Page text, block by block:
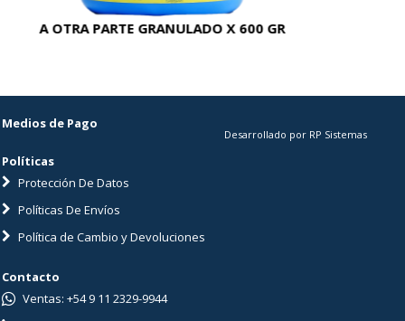
A OTRA PARTE GRANULADO X 600 GR
Medios de Pago
Políticas
Protección De Datos
Políticas De Envíos
Política de Cambio y Devoluciones
Desarrollado por RP Sistemas
Contacto
Ventas: +54 9 11 2329-9944